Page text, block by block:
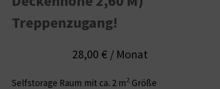
Treppenzugang!
28,00 € / Monat
Selfstorage Raum mit ca. 2 m2 Größe